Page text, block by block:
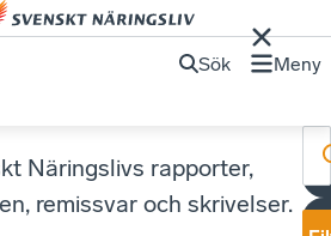
Sök Meny
Näringslivs rapporter,
remissvar och skrivelser.